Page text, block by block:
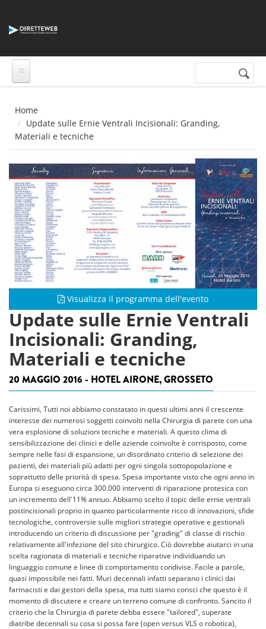
Form di
Cerca nel sito
Home
Update sulle Ernie Ventrali Incisionali: Granding,
Materiali e tecniche
Visualizza il programma dell'evento
Update sulle Ernie Ventrali
Incisionali: Granding,
Materiali e tecniche
20 MAGGIO 2016 - HOTEL AIRONE, GROSSETO
Carissimi, Tutti noi abbiamo constatato in questi ultimi anni il crescente
interesse dei numerosi soggetti coinvolti nella Chirurgia di parete con una
vera esplosione di soluzioni tecniche e materiali. A questo clima di
sensibilizzazione dei clinici e delle aziende coinvolte è corrisposto, come
sempre nelle fasi di espansione, un disordinato criterio di selezione dei
pazienti, dei materiali più adatti per ogni singola sottopopolazione e
soprattutto delle priorità di spesa. Spesa importante visto che ogni anno in
Europa si eseguono circa 300.000 interventi di riparazione protesica con
un incremento dell'11% annuo. Abbiamo scelto il topic delle ernie ventrali
postincisionali proprio in quanto particolarmente ricco di innovazioni, sfide
tecnologiche, controversie sulle migliori strategie operative e gestionali
introducendo un criterio di discussione per "grading" di classe di rischio
relativamente all'infezione del sito chirurgico. Ciò dovrebbe aiutarci in una
scelta ragionata di materiali e tecniche riparative individuando un
linguaggio comune e linee di comportamento condivise. Facile a parole,
quasi impossibile nei fatti. Muri decennali infatti separano i clinici dai
farmacisti e dai gestori della spesa, ma tutti siamo consci che questo è il
momento di discutere e creare un terreno comune di confronto. Sancito il
criterio che la Chirurgia di parete debba essere "tailored", superate
diatribe decennali su cosa si possa fare (open versus VLS o robotica),